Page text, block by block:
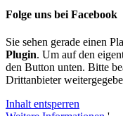
Folge uns bei Facebook
Sie sehen gerade einen
Plugin. Um auf den
den Button unten. Bitte
Drittanbieter
Inhalt entsperren